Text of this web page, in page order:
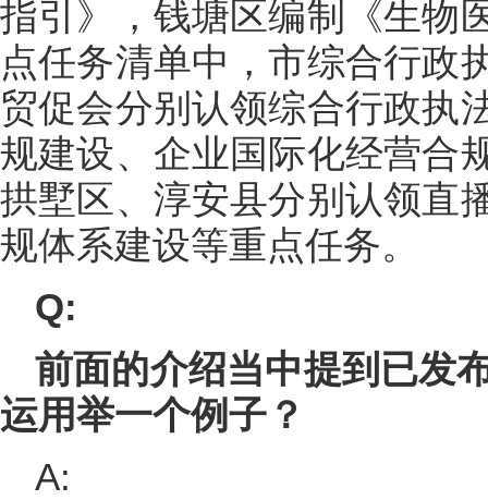
指引》，钱塘区编制《生物
点任务清单中，市综合行政
贸促会分别认领综合行政执
规建设、企业国际化经营合
拱墅区、淳安县分别认领直
规体系建设等重点任务。
Q:
前面的介绍当中提到已发
运用举一个例子？
A: